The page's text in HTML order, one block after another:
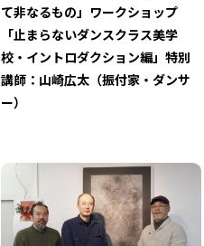
て非なるもの」ワークショップ
「止まらないダンスクラス美学
校・イントロダクション編」特別
講師：山崎広太（振付家・ダンサ
ー）